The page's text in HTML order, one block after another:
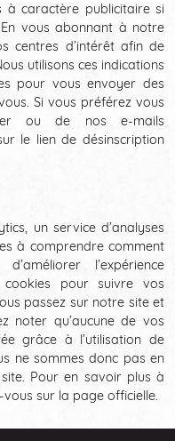
à caractère publicitaire si
vous abonnant à notre
centres d’intérêt afin de
utilisons ces indications
pour vous envoyer des
Si vous préférez vous
ou de nos e-mails
le lien de désinscription
un service d’analyses
à comprendre comment
l’expérience
cookies pour suivre vos
passez sur notre site et
noter qu’aucune de vos
grâce à l’utilisation de
ne sommes donc pas en
Pour en savoir plus à
sur la page officielle.